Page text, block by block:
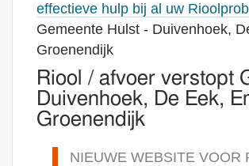
effectieve hulp bij al uw
Gemeente Hulst - Duivenhoek,
Groenendijk
Riool / afvoer verstopt
Duivenhoek, De Eek,
Groenendijk
NIEUWE WEBSITE